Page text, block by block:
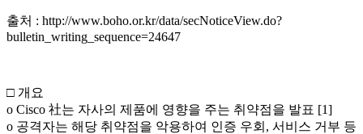
출처 : http://www.boho.or.kr/data/secNoticeView.do?
bulletin_writing_sequence=24647
□ 개요
o Cisco 社는 자사의 제품에 영향을 주는 취약점을 발표 [1]
o 공격자는 해당 취약점을 악용하여 인증 우회, 서비스 거부 등